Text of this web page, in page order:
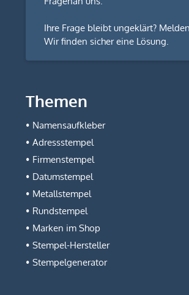
Ihre Frage bleibt ungeklärt?
Wir finden sicher eine Lösung.
Themen
Namensaufkleber
Adressstempel
Firmenstempel
Datumstempel
Metallstempel
Rundstempel
Marken im Shop
Stempel-Hersteller
Stempelgenerator